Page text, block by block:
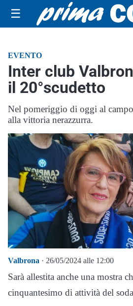
☰
EVENTO
Inter club
il 20°scudetto
Nel pomeriggio di oggi al
alla vittoria nerazzurra.
Valbrona · 26/05/2024 alle 12:00
Sarà allestita anche una mostra
cinquantesimo di attività del